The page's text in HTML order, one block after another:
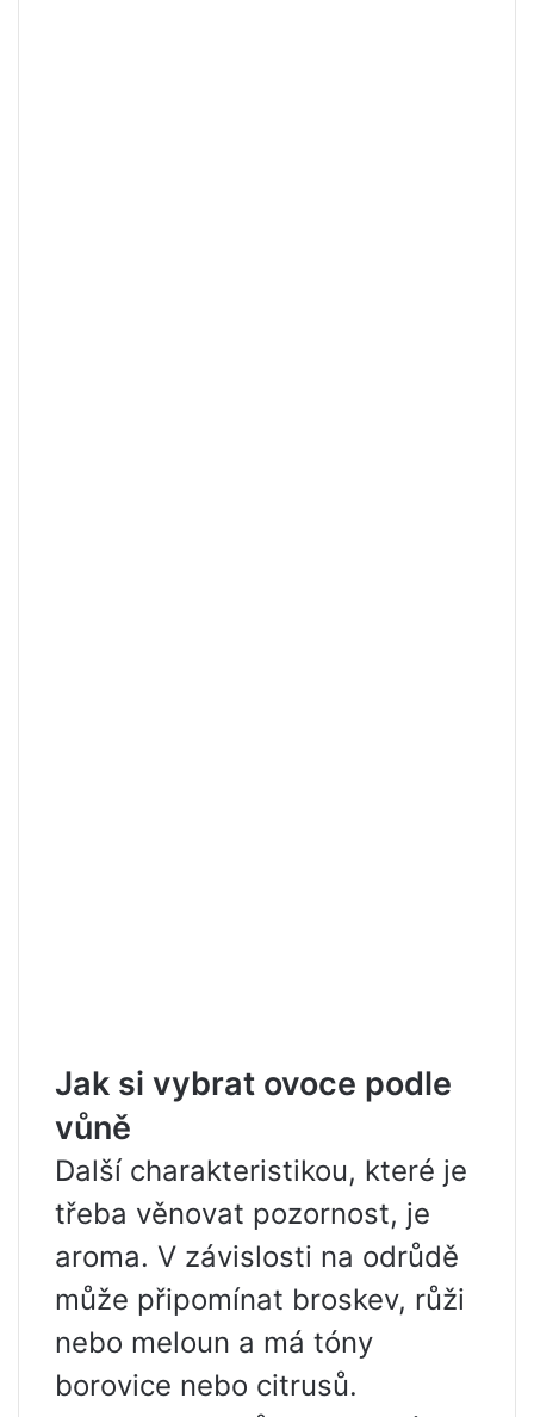
Jak si vybrat ovoce podle
vůně
Další charakteristikou, které je
třeba věnovat pozornost, je
aroma. V závislosti na odrůdě
může připomínat broskev, růži
nebo meloun a má tóny
borovice nebo citrusů.